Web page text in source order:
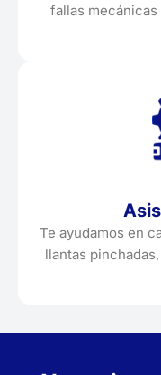
fallas
Te ayudamos en
llantas